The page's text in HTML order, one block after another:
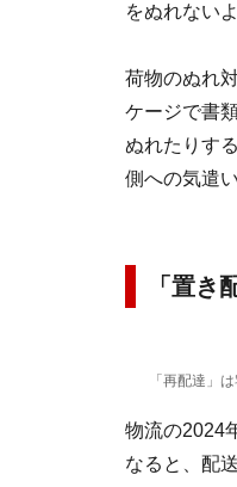
をぬれない
荷物のぬれ
ケージで書
ぬれたりす
側への気遣
「置
「再配達」
物流の2024
なると、配